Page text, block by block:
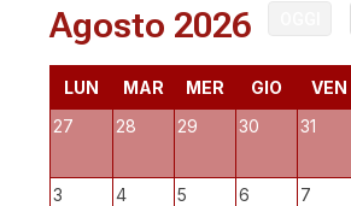
Agosto 2026
LUN MAR MER GIO VEN
27
28 29 30 31
3 4 5 6 7